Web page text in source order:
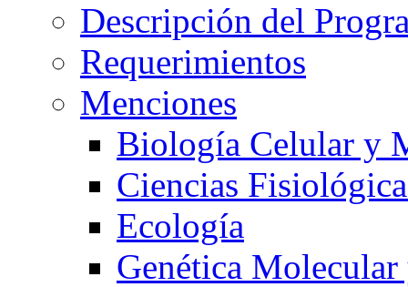
Descripción del
Requerimientos
Menciones
Biología Celular y
Ciencias
Ecología
Genética